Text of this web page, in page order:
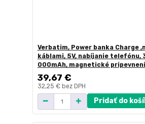
Verbatim, Power banka Charge
káblami, 5V, nabíjanie telefónu,
000mAh, magnetické
39,67 €
32,25 € bez DPH
Pridať do